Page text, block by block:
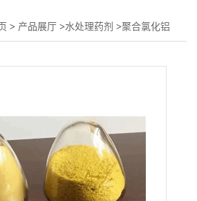
> 产品展厅 >水处理药剂 >聚合氯化铝